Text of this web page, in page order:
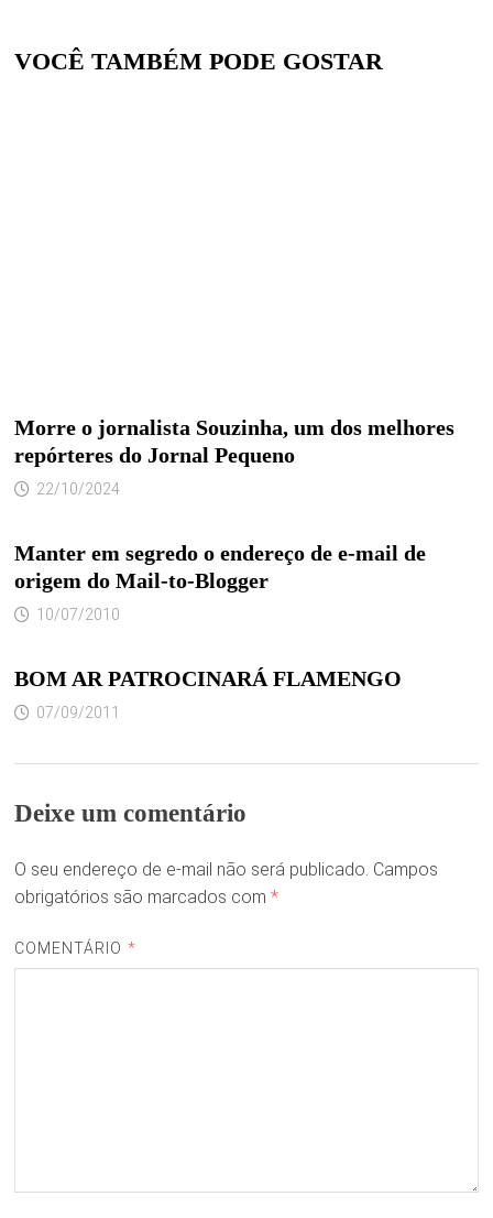
VOCÊ TAMBÉM PODE GOSTAR
Morre o jornalista Souzinha, um dos melhores
repórteres do Jornal Pequeno
22/10/2024
Manter em segredo o endereço de e-mail de
origem do Mail-to-Blogger
10/07/2010
BOM AR PATROCINARÁ FLAMENGO
07/09/2011
Deixe um comentário
O seu endereço de e-mail não será publicado. Campos
obrigatórios são marcados com *
COMENTÁRIO *